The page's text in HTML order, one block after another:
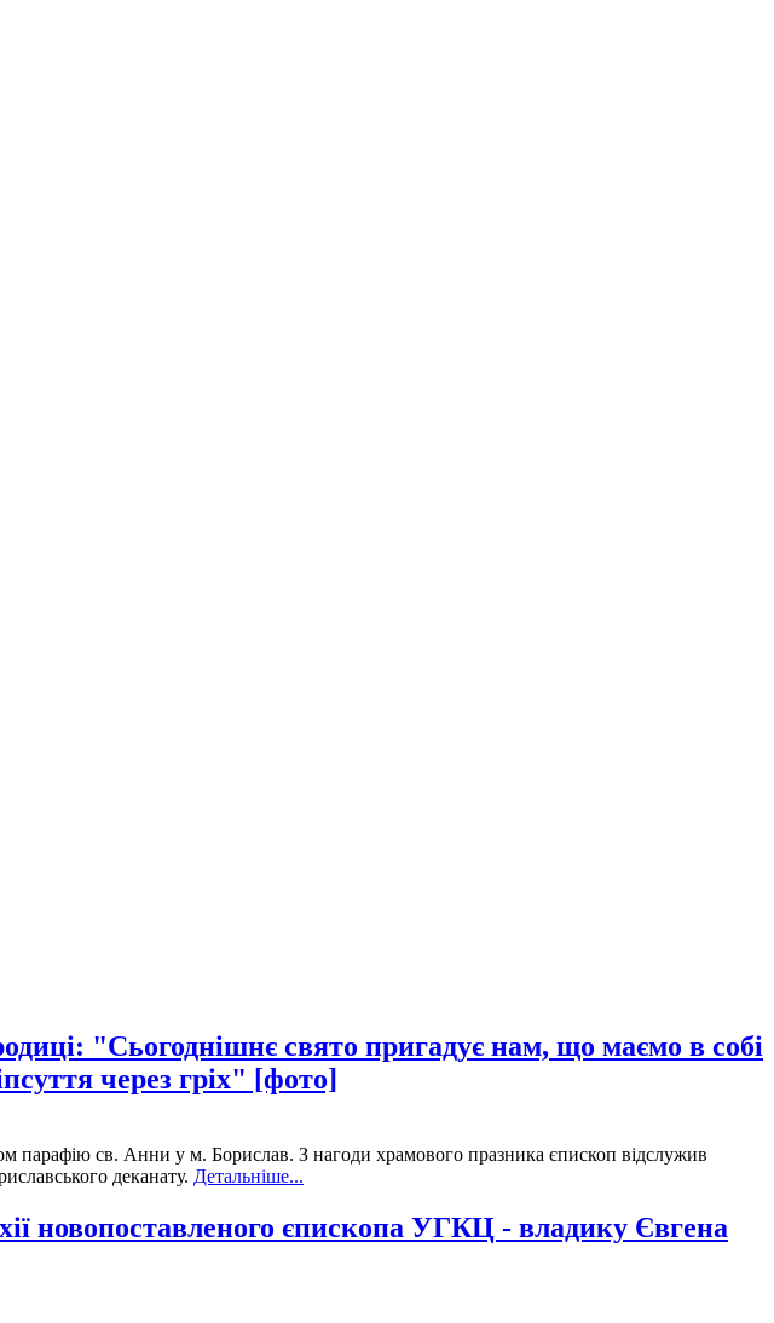
"Сьогоднішнє свято пригадує нам, що маємо в собі
через гріх" [фото]
парафію св. Анни у м. Борислав. З нагоди храмового празника єпископ відслужив
деканату. Детальніше...
новопоставленого єпископа УГКЦ - владику Євгена